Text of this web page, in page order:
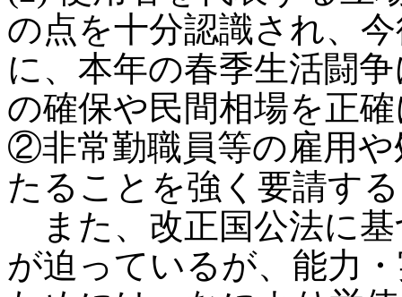
の点を十分認識され、
に、本年の春季生活闘
の確保や民間相場を正
②非常勤職員等の雇用
たることを強く要請す
また、改正国公法に基
が迫っているが、能力